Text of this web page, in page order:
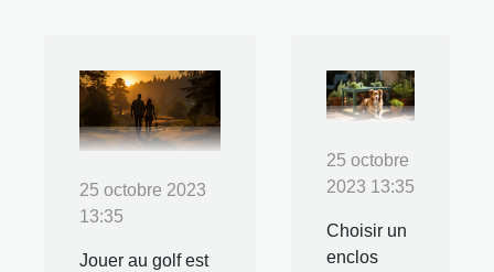
25 octobre 2023
13:35
Jouer au golf est
25 octobre
2023 13:35
Choisir un
enclos